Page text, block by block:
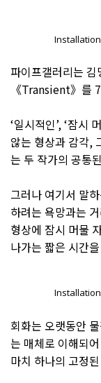
파이프갤러리는
《Transient》를
‘일시적인’, ‘잠시
않는 형상과 감각,
는 두 작가의 공통
그러나 여기서 말
하려는 욕망과는
형상에 잠시 머물
나가는 짧은 시간
회화는 오랫동안
는 매체로 이해되
마치 하나의 고정